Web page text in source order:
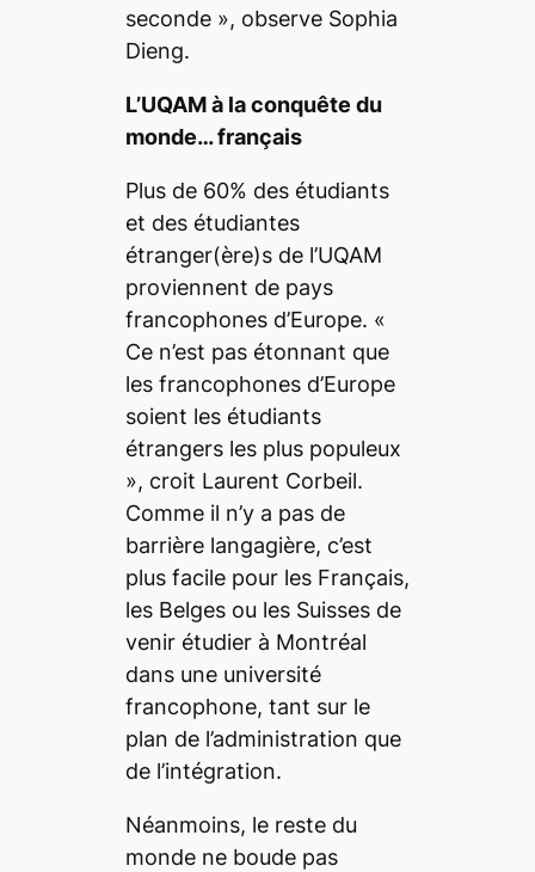
seconde», observe Sophia
Dieng.
L’UQAM à la conquête du
monde… français
Plus de 60% des étudiants
et des étudiantes
étranger(ère)s de l’UQAM
proviennent de pays
francophones d’Europe. «
Ce n’est pas étonnant que
les francophones d’Europe
soient les étudiants
étrangers les plus populeux
», croit Laurent Corbeil.
Comme il n’y a pas de
barrière langagière, c’est
plus facile pour les Français,
les Belges ou les Suisses de
venir étudier à Montréal
dans une université
francophone, tant sur le
plan de l’administration que
de l’intégration.
Néanmoins, le reste du
monde ne boude pas